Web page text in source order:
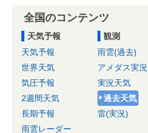
全国のコンテンツ
天気予報
天気予報
世界天気
気圧予報
2週間天気
長期予報
雨雲レーダー
観測
雨雲(過去)
アメダス実況
実況天気
過去天気
雷(実況)